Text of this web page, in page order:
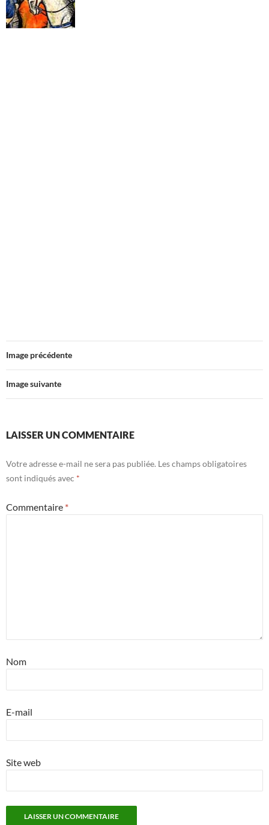
Image précédente
Image suivante
LAISSER UN COMMENTAIRE
Votre adresse e-mail ne sera pas publiée. Les champs obligatoires
sont indiqués avec *
Commentaire *
Nom
E-mail
Site web